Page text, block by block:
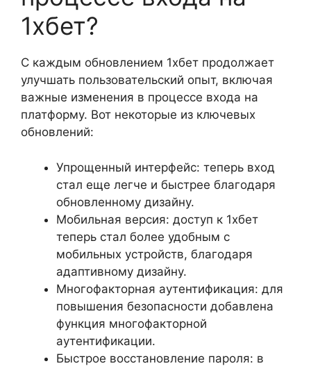
1хбет?
С каждым обновлением 1хбет продолжает
улучшать пользовательский опыт, включая
важные изменения в процессе входа на
платформу. Вот некоторые из ключевых
обновлений:
Упрощенный интерфейс: теперь вход
стал еще легче и быстрее благодаря
обновленному дизайну.
Мобильная версия: доступ к 1хбет
теперь стал более удобным с
мобильных устройств, благодаря
адаптивному дизайну.
Многофакторная аутентификация: для
повышения безопасности добавлена
функция многофакторной
аутентификации.
Быстрое восстановление пароля: в